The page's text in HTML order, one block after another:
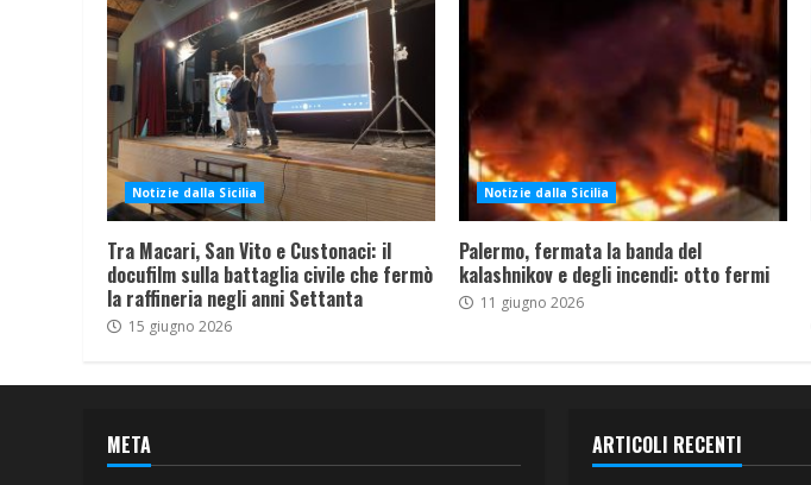
Notizie dalla Sicilia
Tra Macari, San Vito e Custonaci: il
docufilm sulla battaglia civile che fermò
la raffineria negli anni Settanta
15 giugno 2026
Notizie dalla Sicilia
Palermo, fermata la banda del
kalashnikov e degli incendi: otto fermi
11 giugno 2026
META ARTICOLI RECENTI